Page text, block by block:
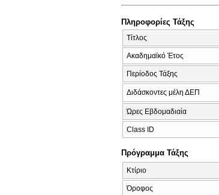
Πληροφορίες Τάξης
Τίτλος
Ακαδημαϊκό Έτος
Περίοδος Τάξης
Διδάσκοντες μέλη ΔΕΠ
Ώρες Εβδομαδιαία
Class ID
Πρόγραμμα Τάξης
Κτίριο
Όροφος